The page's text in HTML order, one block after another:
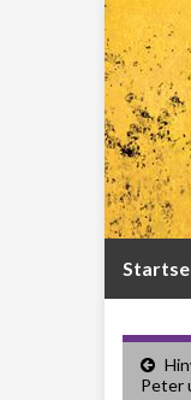
Peter